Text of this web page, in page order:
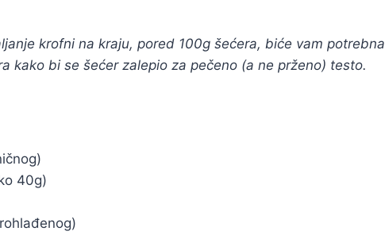
krofni na kraju, pored 100g šećera, biće vam potrebna
kako bi se šećer zalepio za pečeno (a ne prženo) testo.
40g)